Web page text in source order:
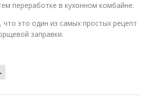
переработке в кухонном комбайне.
что это один из самых простых рецепт
заправки.